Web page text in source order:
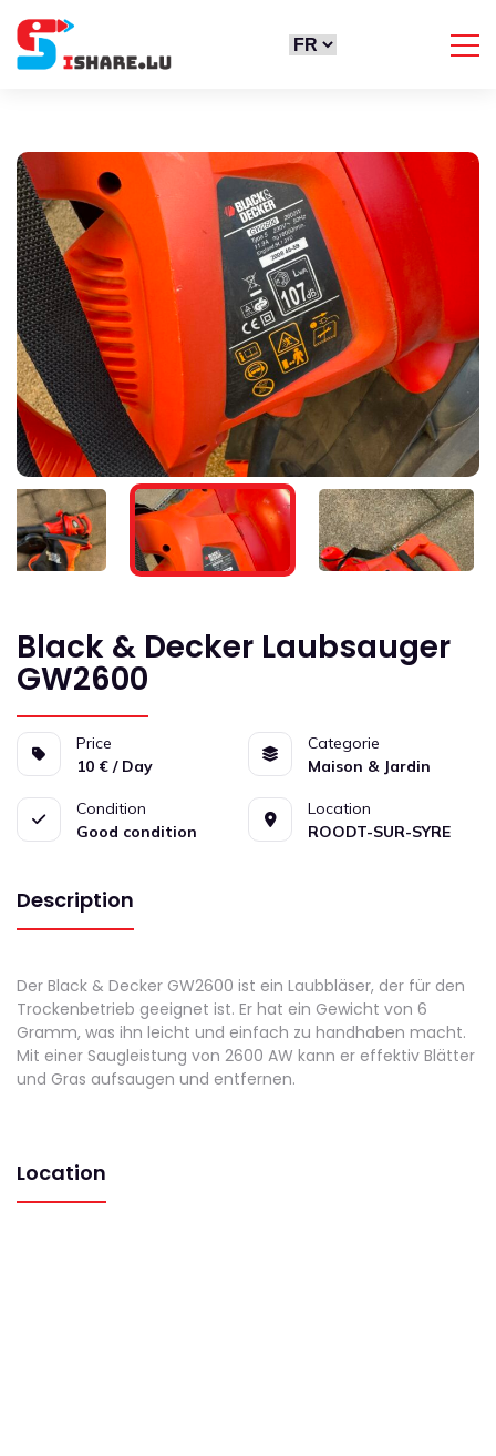
Black & Decker Laubsauger
GW2600
Price
10 € / Day
Categorie
Maison & Jardin
Condition
Good condition
Location
ROODT-SUR-SYRE
Description
Der Black & Decker GW2600 ist ein Laubbläser, der für den
Trockenbetrieb geeignet ist. Er hat ein Gewicht von 6
Gramm, was ihn leicht und einfach zu handhaben macht.
Mit einer Saugleistung von 2600 AW kann er effektiv Blätter
und Gras aufsaugen und entfernen.
Location